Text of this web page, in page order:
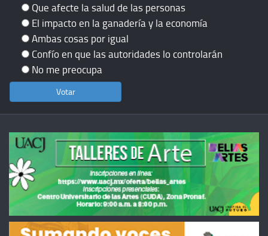
Que afecte la salud de las personas
El impacto en la ganadería y la economía
Ambas cosas por igual
Confío en que las autoridades lo controlarán
No me preocupa